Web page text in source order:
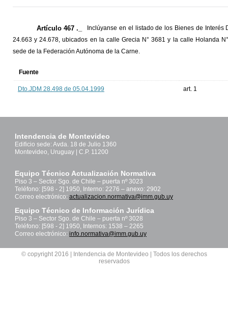
Artículo 467 ._
Inclúyanse en el listado de los Bienes de
24.663 y 24.678, ubicados en la calle Grecia N° 3681 y la calle Holanda
sede de la Federación Autónoma de la Carne.
Fuente
Dto.JDM 28.498 de 05.04.1999 art. 1
Intendencia de Montevideo
Edificio sede: Avda. 18 de Julio 1360
Montevideo, Uruguay | C.P. 11200
Equipo Técnico Actualización Normativa
Piso 3 – Sector Sgo. de Chile – puerta nº 3023
Teléfono: [598 - 2] 1950, Interno: 2276 – anexo: 2902
Correo electrónico: actualizacion.normativa@imm.gub.uy
Equipo Técnico de Información Jurídica
Piso 3 – Sector Sgo. de Chile – puerta nº 3028
Teléfono: [598 - 2] 1950, Internos: 1538 – 2265
Correo electrónico: info.normativa@imm.gub.uy
© copyright 2016 | Intendencia de Montevideo | Todos los derechos
reservados